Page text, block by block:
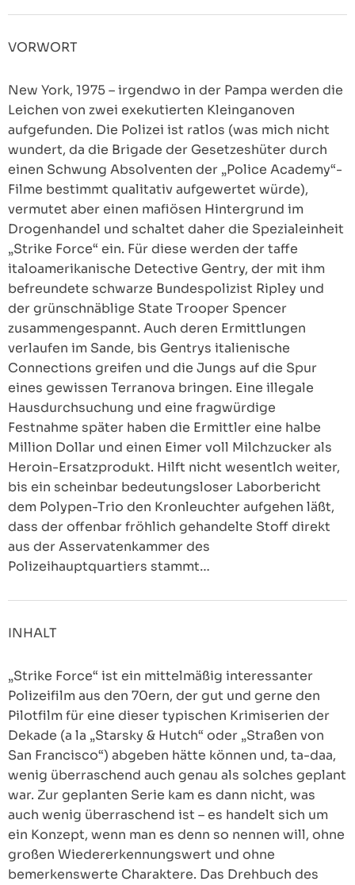
VORWORT
New York, 1975 – irgendwo in der Pampa werden die
Leichen von zwei exekutierten Kleinganoven
aufgefunden. Die Polizei ist ratlos (was mich nicht
wundert, da die Brigade der Gesetzeshüter durch
einen Schwung Absolventen der „Police Academy“-
Filme bestimmt qualitativ aufgewertet würde),
vermutet aber einen mafiösen Hintergrund im
Drogenhandel und schaltet daher die Spezialeinheit
„Strike Force“ ein. Für diese werden der taffe
italoamerikanische Detective Gentry, der mit ihm
befreundete schwarze Bundespolizist Ripley und
der grünschnäblige State Trooper Spencer
zusammengespannt. Auch deren Ermittlungen
verlaufen im Sande, bis Gentrys italienische
Connections greifen und die Jungs auf die Spur
eines gewissen Terranova bringen. Eine illegale
Hausdurchsuchung und eine fragwürdige
Festnahme später haben die Ermittler eine halbe
Million Dollar und einen Eimer voll Milchzucker als
Heroin-Ersatzprodukt. Hilft nicht wesentlch weiter,
bis ein scheinbar bedeutungsloser Laborbericht
dem Polypen-Trio den Kronleuchter aufgehen läßt,
dass der offenbar fröhlich gehandelte Stoff direkt
aus der Asservatenkammer des
Polizeihauptquartiers stammt…
INHALT
„Strike Force“ ist ein mittelmäßig interessanter
Polizeifilm aus den 70ern, der gut und gerne den
Pilotfilm für eine dieser typischen Krimiserien der
Dekade (a la „Starsky & Hutch“ oder „Straßen von
San Francisco“) abgeben hätte können und, ta-daa,
wenig überraschend auch genau als solches geplant
war. Zur geplanten Serie kam es dann nicht, was
auch wenig überraschend ist – es handelt sich um
ein Konzept, wenn man es denn so nennen will, ohne
großen Wiedererkennungswert und ohne
bemerkenswerte Charaktere. Das Drehbuch des